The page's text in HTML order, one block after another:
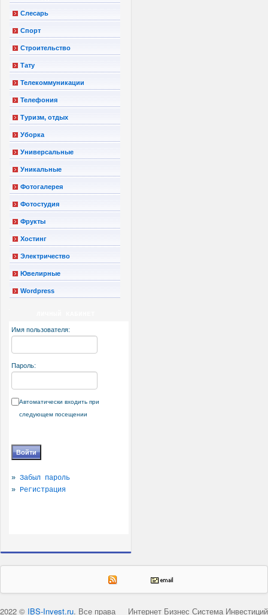
Слесарь
Спорт
Строительство
Тату
Телекоммуникации
Телефония
Туризм, отдых
Уборка
Универсальные
Уникальные
Фотогалерея
Фотостудия
Фрукты
Хостинг
Электричество
Ювелирные
Wordpress
Имя пользователя:
Пароль:
Автоматически входить при
следующем посещении
» Забыл пароль
» Регистрация
Интернет Бизнес Система Инвестиций
2022 © IBS-Invest.ru. Все права